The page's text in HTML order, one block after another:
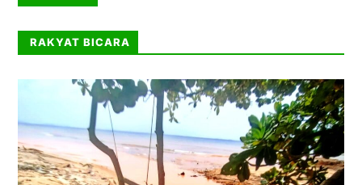
RAKYAT BICARA